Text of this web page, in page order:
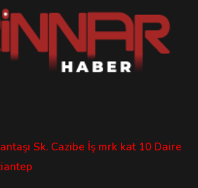
Sk. Cazibe İş mrk kat 10 Daire